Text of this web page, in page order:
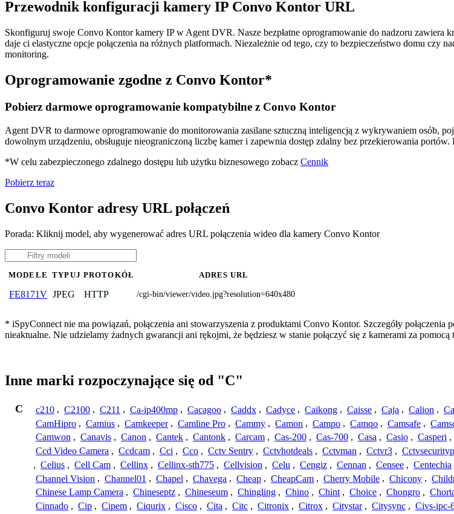
Przewodnik konfiguracji kamery IP Convo Kontor URL
Skonfiguruj swoje Convo Kontor kamery IP w Agent DVR. Nasze bezpłatne oprogramowanie do nadzoru
daje ci elastyczne opcje połączenia na różnych platformach. Niezależnie od tego, czy to bezpieczeństwo domu
monitoring.
Oprogramowanie zgodne z Convo Kontor*
Pobierz darmowe oprogramowanie kompatybilne z Convo Kontor
Agent DVR to darmowe oprogramowanie do monitorowania zasilane sztuczną inteligencją z wykrywaniem osób,
dowolnym urządzeniu, obsługuje nieograniczoną liczbę kamer i zapewnia dostęp zdalny bez przekierowania
*W celu zabezpieczonego zdalnego dostępu lub użytku biznesowego zobacz Cennik
Pobierz teraz
Convo Kontor adresy URL połączeń
Porada: Kliknij model, aby wygenerować adres URL połączenia wideo dla kamery Convo Kontor
MODELE TYPUJ PROTOKÓŁ ADRES URL
FE8171V JPEG HTTP /cgi-bin/viewer/video.jpg?resolution=640x480
* iSpyConnect nie ma powiązań, połączenia ani stowarzyszenia z produktami Convo Kontor. Szczegóły
nieaktualne. Nie udzielamy żadnych gwarancji ani rękojmi, że będziesz w stanie połączyć się z kamerami za
Inne marki rozpoczynające się od "C"
C c210 , C2100 , C211 , Ca-ip400mp , Cacagoo , Caddx , Cadyce , Caikong , Caisse , Caja , Calion ,
CamHipro , Camius , Camkeeper , Camline Pro , Cammy , Camon , Campo , Camqo , Camsafe ,
Camwon , Canavis , Canon , Cantek , Cantonk , Carcam , Cas-200 , Cas-700 , Casa , Casio , Casperi ,
Ccd Video Camera , Ccdcam , Cci , Cco , Cctv Sentry , Cctvhotdeals , Cctvman , Cctvr3 ,
, Celius , Cell Cam , Cellinx , Cellinx-sth775 , Cellvision , Celu , Cengiz , Cennan , Censee , Centechia
Channel Vision , Channel01 , Chapel , Chavega , Cheap , CheapCam , Cherry Mobile , Chicony ,
Chinese Lamp Camera , Chineseptz , Chineseum , Chingling , Chino , Chint , Choice , Chongro ,
Cinnado , Cip , Cipem , Ciqurix , Cisco , Cita , Citc , Citronix , Citrox , Citystar , Citysync , Civs-ipc-